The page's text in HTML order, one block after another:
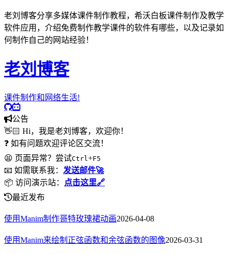
老刘博客分享多媒体课件制作教程，希沃白板课件制作及教学
软件应用，介绍免费制作教学课件的软件有哪些，以及记录如
何制作自己的网站经验！
老刘博客
课件制作和网络生活!
公告
👋🏻 Hi，我是老刘博客，欢迎你！
❓ 如有问题欢迎评论区交流！
😫 页面异常？尝试Ctrl +F5
📧 如需联系我： 发送邮件🚀
📦 访问演示站：
点击这里🔗
最近发布
使用Manim制作哥特玫瑰裙动画2026-04-08
使用Manim来绘制正弦函数和余弦函数的图像2026-03-31